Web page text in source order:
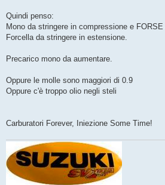
Quindi penso:
Mono da stringere in compressione e
Forcella da stringere in estensione.
Precarico mono da aumentare.
Oppure le molle sono maggiori di 0.9
Oppure c'è troppo olio negli steli
Carburatori Forever, Iniezione Some Time!